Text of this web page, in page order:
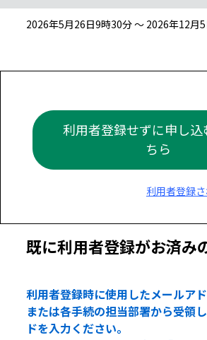
2026年5月26日9時30分 ～ 2026年12月
利用者登録せずに申し込
ちら
利用者登録
既に利用者登録がお済み
利用者登録時に使用したメールアド
または各手続の担当部署から受領
ドを入力ください。